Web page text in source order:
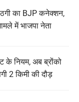
का BJP कनेक्शन,
में भाजपा नेता
के नियम, अब ब्रोंको
2 किमी की दौड़